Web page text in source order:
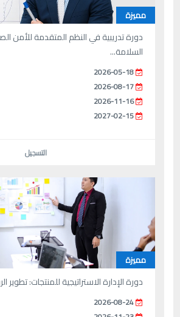
مميزة
دورة تدريبية في النظم المتقدمة للأمن
السلامة...
2026-05-18
2026-08-17
2026-11-16
2027-02-15
التسجيل
مميزة
دورة الإدارة الاستراتيجية للمنتجات: تطوير
2026-08-24